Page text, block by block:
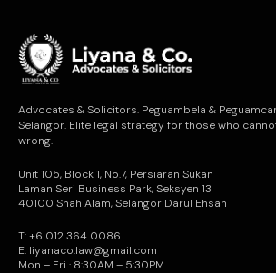
Advocates & Solicitors. Peguambela &
Selangor. Elite legal strategy for those who
wrong.
Unit 105, Block 1, No.7, Persiaran Sukan
Laman Seri Business Park, Seksyen 13
40100 Shah Alam, Selangor Darul Ehsan
T: +6 012 364 0086
E: liyanaco.law@gmail.com
Mon – Fri · 8:30AM – 5:30PM